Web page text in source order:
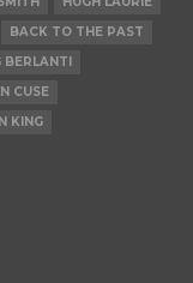
BACK TO THE PAST
BERLANTI
CUSE
KING